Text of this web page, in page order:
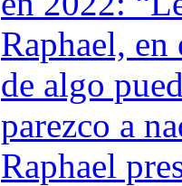
Raphael,
de algo
parezco a
Raphael